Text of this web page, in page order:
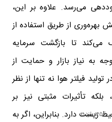
می‌رسد. علاوه بر این،
از طریق استفاده از
تا بازگشت سرمایه
به نیاز بازار و حمایت از
فیلتر هوا نه تنها از نظر
تأثیرات مثبتی نیز بر
دارد. بنابراین، اگر به 356 بازدید